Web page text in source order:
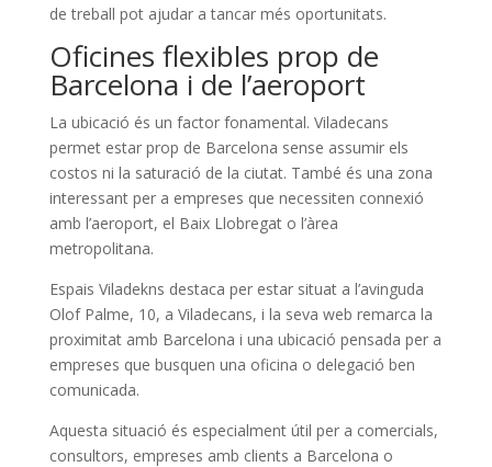
de treball pot ajudar a tancar més oportunitats.
Oficines flexibles prop de
Barcelona i de l’aeroport
La ubicació és un factor fonamental. Viladecans
permet estar prop de Barcelona sense assumir els
costos ni la saturació de la ciutat. També és una zona
interessant per a empreses que necessiten connexió
amb l’aeroport, el Baix Llobregat o l’àrea
metropolitana.
Espais Viladekns destaca per estar situat a l’avinguda
Olof Palme, 10, a Viladecans, i la seva web remarca la
proximitat amb Barcelona i una ubicació pensada per a
empreses que busquen una oficina o delegació ben
comunicada.
Aquesta situació és especialment útil per a comercials,
consultors, empreses amb clients a Barcelona o